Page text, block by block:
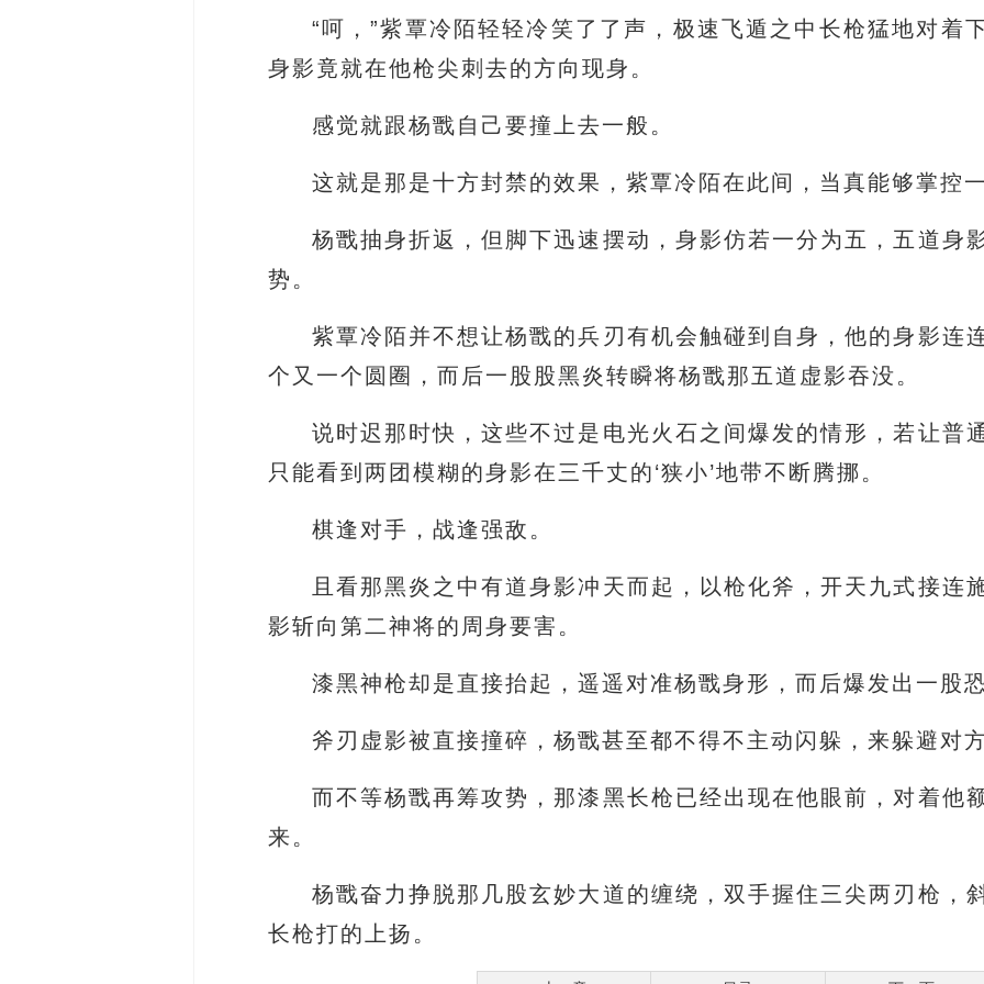
“呵，”紫覃冷陌轻轻冷笑了了声，极速飞遁之中长枪猛地对着
身影竟就在他枪尖刺去的方向现身。
感觉就跟杨戬自己要撞上去一般。
这就是那是十方封禁的效果，紫覃冷陌在此间，当真能够掌控
杨戬抽身折返，但脚下迅速摆动，身影仿若一分为五，五道身
势。
紫覃冷陌并不想让杨戬的兵刃有机会触碰到自身，他的身影连
个又一个圆圈，而后一股股黑炎转瞬将杨戬那五道虚影吞没。
说时迟那时快，这些不过是电光火石之间爆发的情形，若让普
只能看到两团模糊的身影在三千丈的‘狭小’地带不断腾挪。
棋逢对手，战逢强敌。
且看那黑炎之中有道身影冲天而起，以枪化斧，开天九式接连
影斩向第二神将的周身要害。
漆黑神枪却是直接抬起，遥遥对准杨戬身形，而后爆发出一股
斧刃虚影被直接撞碎，杨戬甚至都不得不主动闪躲，来躲避对
而不等杨戬再筹攻势，那漆黑长枪已经出现在他眼前，对着他
来。
杨戬奋力挣脱那几股玄妙大道的缠绕，双手握住三尖两刃枪，
长枪打的上扬。